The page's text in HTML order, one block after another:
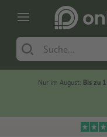
Nur im August: Bis zu